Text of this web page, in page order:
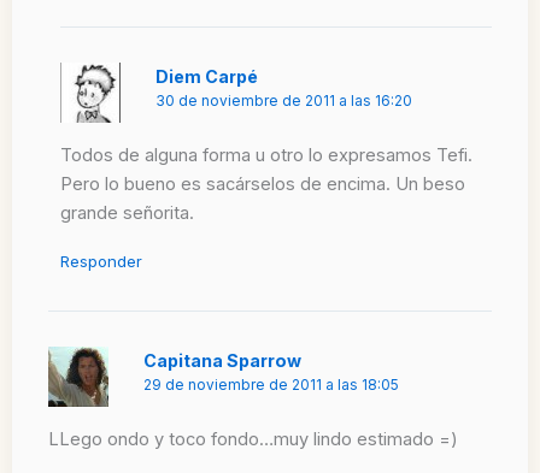
Diem Carpé
30 de noviembre de 2011 a las 16:20
Todos de alguna forma u otro lo expresamos Tefi.
Pero lo bueno es sacárselos de encima. Un beso
grande señorita.
Responder
Capitana Sparrow
29 de noviembre de 2011 a las 18:05
LLego ondo y toco fondo…muy lindo estimado =)